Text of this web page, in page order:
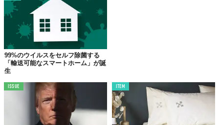
99%のウイルスをセルフ除菌する
「輸送可能なスマートホーム」が誕
生
ISSUE ITEM